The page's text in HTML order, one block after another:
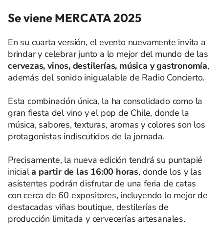
Se viene MERCATA 2025
En su cuarta versión, el evento nuevamente invita a
brindar y celebrar junto a lo mejor del mundo de las
cervezas, vinos, destilerías, música y gastronomía,
además del sonido inigualable de Radio Concierto.
Esta combinación única, la ha consolidado como la
gran fiesta del vino y el pop de Chile, donde la
música, sabores, texturas, aromas y colores son los
protagonistas indiscutidos de la jornada.
Precisamente, la nueva edición tendrá su puntapié
iniciala partir de las 16:00 horas, donde los y las
asistentes podrán disfrutar de una feria de catas
con cerca de 60 expositores, incluyendo lo mejor de
destacadas viñas boutique, destilerías de
producción limitada y cervecerías artesanales.